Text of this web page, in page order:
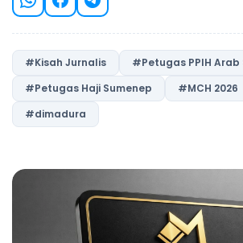
#Kisah Jurnalis
#Petugas PPIH Arab
#Petugas Haji Sumenep
#MCH 2026
#dimadura